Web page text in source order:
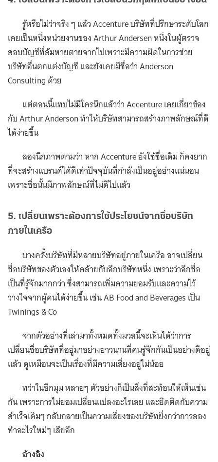
รู้หรือไม่ว่าจริง ๆ แล้ว Accenture บริษัทที่ปรึกษาระดับโลก
เคยเป็นหนึ่งหน่วยงานของ Arthur Andersen หนึ่งในผู้ตรวจ
สอบบัญชีที่ล้มหายตายจากไปเพราะมีความผิดในการช่วย
บริษัทอื่นตกแต่งบัญชี และยังเคยมีชื่อว่า Anderson
Consulting ด้วย
แต่ตอนนี้แทบไม่มีใครนึกแล้วว่า Accenture เคยเกี่ยวข้อง
กับ Arthur Anderson ทำให้บริษัทสามารถสร้างภาพลักษณ์ที่ดี
ได้ง่ายขึ้น
ลองนึกภาพตามว่า หาก Accenture ยังใช้ชื่อเดิม ก็คงยาก
ที่จะสร้างแบรนด์ได้ดีเท่าปัจจุบันที่กำลังเป็นอยู่อย่างแน่นอน
เพราะชื่อนั้นมีภาพลักษณ์ที่ไม่ดีไปแล้ว
5. เปลี่ยนเพราะต้องการใช้ประโยชน์จากชื่อบริษัท
ภายในเครือ
บางครั้งบริษัทที่มีหลายบริษัทอยู่ภายในเครือ อาจเปลี่ยน
ชื่อบริษัทของตัวเองให้คล้ายกับอีกบริษัทหนึ่ง เพราะว่าอีกชื่อ
เป็นที่รู้จักมากกว่า ซึ่งสามารถเพิ่มความยอมรับและความไว้
วางใจจากผู้คนได้ง่ายขึ้น เช่น AB Food and Beverages เป็น
Twinings & Co
จากตัวอย่างที่เล่ามาทั้งหมดทั้งมวลนี้จะเห็นได้ว่าการ
เปลี่ยนชื่อบริษัทที่อยู่มาอย่างยาวนานที่คนรู้จักกันเป็นอย่างดีอยู่
แล้ว ดูเหมือนจะเป็นเรื่องที่มีความเสี่ยงอยู่ไม่น้อย
ทว่าในอีกมุม หลายๆ ตัวอย่างก็เป็นสิ่งที่สะท้อนให้เห็นเช่น
กัน เพราะการไม่ยอมเปลี่ยนแปลงอะไรเลย และยึดติดกับความ
สำเร็จเดิมๆ กลับกลายเป็นความเสี่ยงของบริษัทยิ่งกว่าการลอง
ทำอะไรใหม่ๆ เสียอีก
อ้างอิง